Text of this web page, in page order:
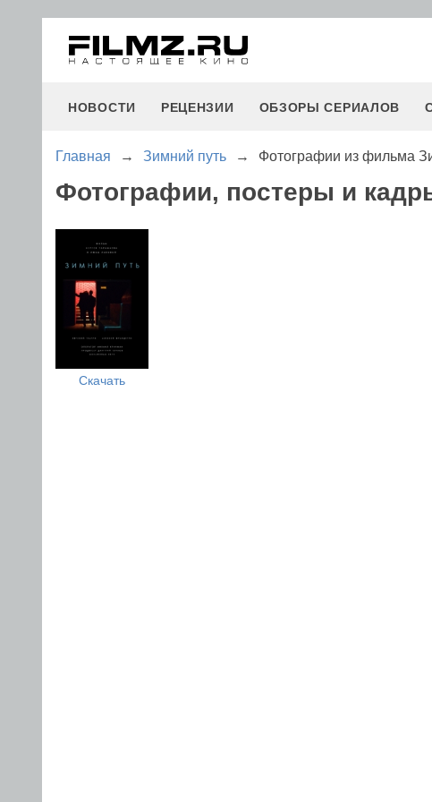
НОВОСТИ РЕЦЕНЗИИ ОБЗОРЫ СЕРИАЛОВ
Главная → Зимний путь → Фотографии из фильма
Фотографии, постеры и
Скачать